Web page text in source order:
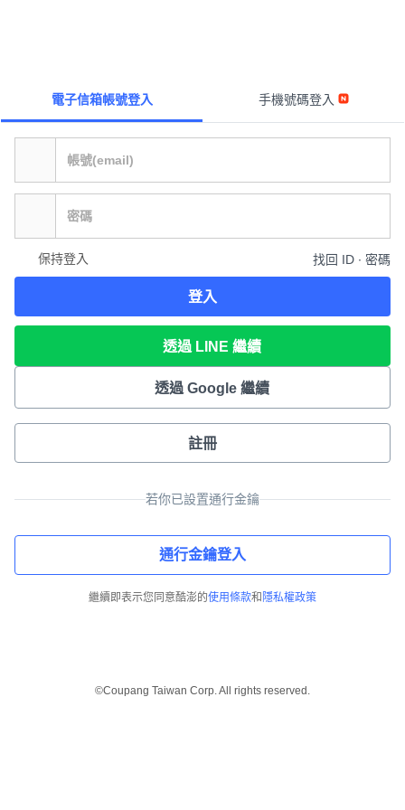
電子信箱帳號登入 手機號碼登入
保持登入 找回 ID ∙ 密碼
登入
透過 LINE 繼續
透過 Google 繼續
註冊
若你已設置通行金鑰
通行金鑰登入
繼續即表示您同意酷澎的使用條款和 隱私權政策
©Coupang Taiwan Corp. All rights reserved.